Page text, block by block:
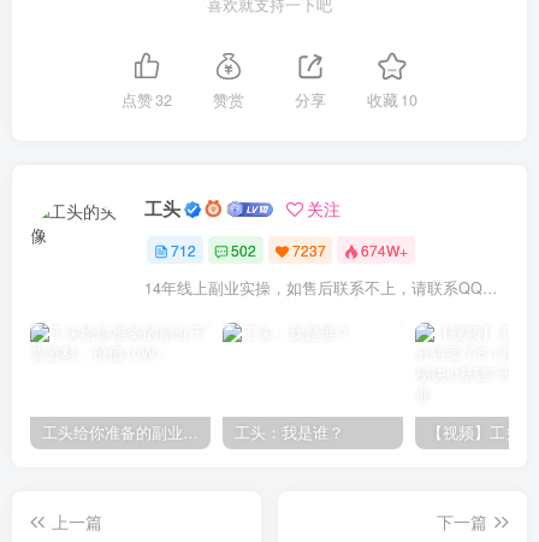
喜欢就支持一下吧
点赞32 赞赏 分享 收藏10
工头 关注
712 502 7237 674W+
14年线上副业实操，如售后联系不上，请联系QQ：1841000000（6个0）或拨打交付合同中的联系电话！
工头给你准备的副业干货资料，价值10W+ 工头：我是谁？
上一篇
下一篇